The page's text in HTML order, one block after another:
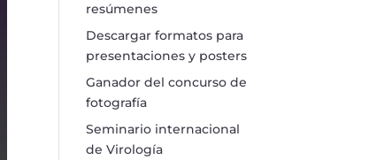
resúmenes
Descargar formatos para
presentaciones y posters
Ganador del concurso de
fotografía
Seminario internacional
de Virología